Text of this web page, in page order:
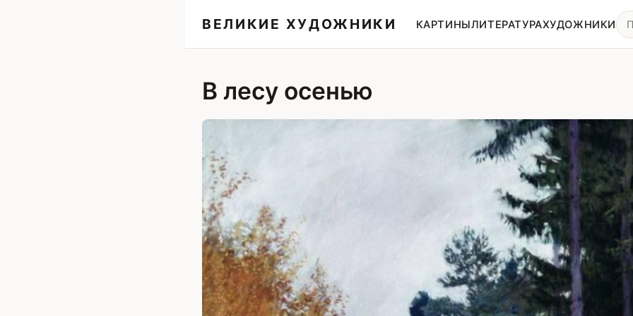
ВЕЛИКИЕ ХУДОЖНИКИ КАРТИНЫЛИТЕРАТУРАХУДОЖНИКИ
В лесу осенью